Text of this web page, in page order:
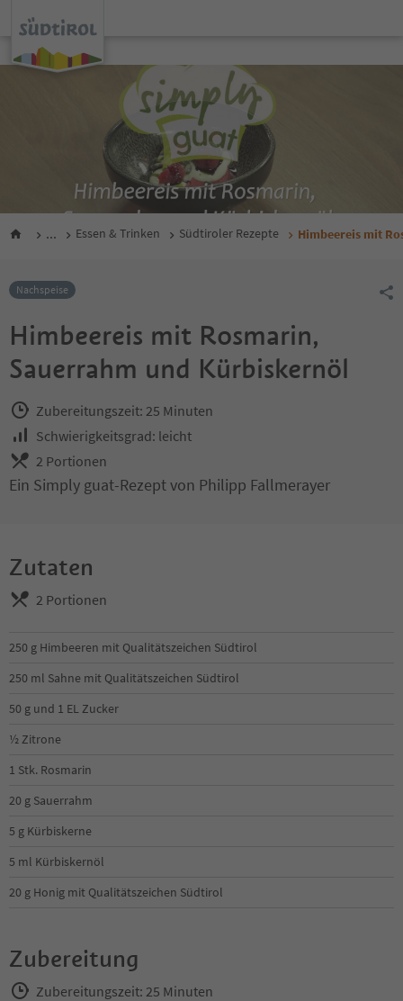
... Essen & Trinken Südtiroler Rezepte Himbeereis mit
Nachspeise
Himbeereis mit Rosmarin,
Sauerrahm und Kürbiskernöl
Zubereitungszeit: 25 Minuten
Schwierigkeitsgrad: leicht
2 Portionen
Ein Simply guat-Rezept von Philipp Fallmerayer
Zutaten
2 Portionen
250 g Himbeeren mit Qualitätszeichen Südtirol
250 ml Sahne mit Qualitätszeichen Südtirol
50 g und 1 EL Zucker
½ Zitrone
1 Stk. Rosmarin
20 g Sauerrahm
5 g Kürbiskerne
5 ml Kürbiskernöl
20 g Honig mit Qualitätszeichen Südtirol
Zubereitung
Zubereitungszeit: 25 Minuten